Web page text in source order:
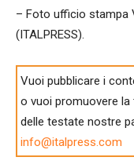
– Foto ufficio stampa
(ITALPRESS).
Vuoi pubblicare i
o vuoi promuovere
delle testate nostre
info@italpress.com